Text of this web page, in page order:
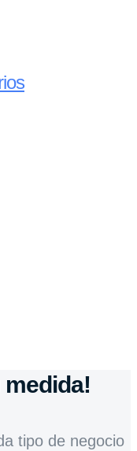
medida!
tipo de negocio